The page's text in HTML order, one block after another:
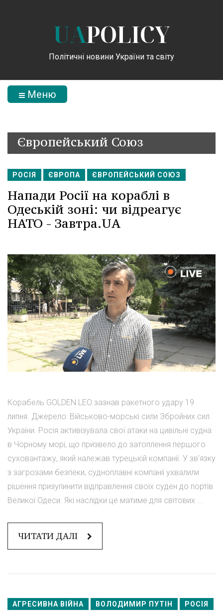
UAPOLICY
Політичні новини України та світу
Меню
Європейський Союз
РОСІЯ ЄВРОПА ЄВРОПЕЙСЬКИЙ СОЮЗ
Напади Росії на кораблі в
Одеській зоні: чи відреагує
НАТО - Завтра.UA
Корабель GOLDEN LEO зазнав ракетного удару 19
липня. Джерело: Військово-морські сили Збройних сил
України. Росія активізувала свої атаки на цивільні судна
в Чорному морі, що призвело до затоплення першого
суховантажу, який належав турецькій компанії. У зв'язку
з загрозами безпеки, судноплавні компанії ухвалили
рішення призупинити відправлення своїх суден до портів
Великої Одеси. Які наслідки це матиме для світових ...
ЧИТАТИ ДАЛІ
АГРЕСИВНА ВІЙНА ВОЛОДИМИР ПУТІН РОСІЯ